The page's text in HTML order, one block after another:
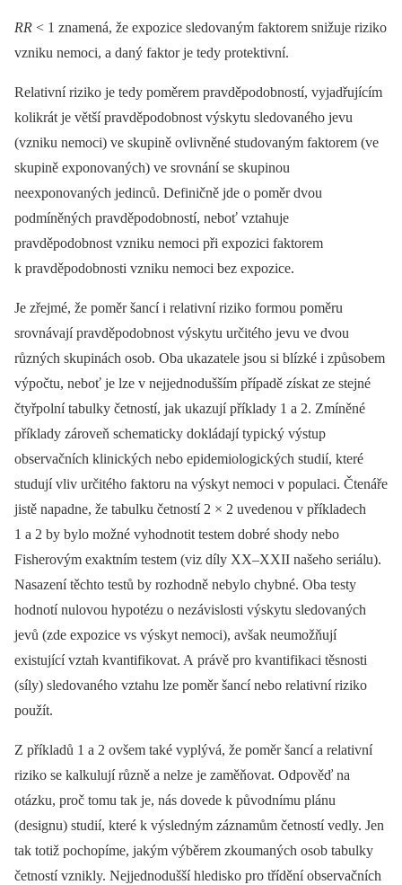
RR < 1 znamená, že expozice sledovaným faktorem snižuje riziko
vzniku nemoci, a daný faktor je tedy protektivní.
Relativní riziko je tedy poměrem pravděpodobností, vyjadřujícím
kolikrát je větší pravděpodobnost výskytu sledovaného jevu
(vzniku nemoci) ve skupině ovlivněné studovaným faktorem (ve
skupině exponovaných) ve srovnání se skupinou
neexponovaných jedinců. Definičně jde o poměr dvou
podmíněných pravděpodobností, neboť vztahuje
pravděpodobnost vzniku nemoci při expozici faktorem
k pravděpodobnosti vzniku nemoci bez expozice.
Je zřejmé, že poměr šancí i relativní riziko formou poměru
srovnávají pravděpodobnost výskytu určitého jevu ve dvou
různých skupinách osob. Oba ukazatele jsou si blízké i způsobem
výpočtu, neboť je lze v nejjednodušším případě získat ze stejné
čtyřpolní tabulky četností, jak ukazují příklady 1 a 2. Zmíněné
příklady zároveň schematicky dokládají typický výstup
observačních klinických nebo epidemiologických studií, které
studují vliv určitého faktoru na výskyt nemoci v populaci. Čtenáře
jistě napadne, že tabulku četností 2 × 2 uvedenou v příkladech
1 a 2 by bylo možné vyhodnotit testem dobré shody nebo
Fisherovým exaktním testem (viz díly XX–XXII našeho seriálu).
Nasazení těchto testů by rozhodně nebylo chybné. Oba testy
hodnotí nulovou hypotézu o nezávislosti výskytu sledovaných
jevů (zde expozice vs výskyt nemoci), avšak neumožňují
existující vztah kvantifikovat. A právě pro kvantifikaci těsnosti
(síly) sledovaného vztahu lze poměr šancí nebo relativní riziko
použít.
Z příkladů 1 a 2 ovšem také vyplývá, že poměr šancí a relativní
riziko se kalkulují různě a nelze je zaměňovat. Odpověď na
otázku, proč tomu tak je, nás dovede k původnímu plánu
(designu) studií, které k výsledným záznamům četností vedly. Jen
tak totiž pochopíme, jakým výběrem zkoumaných osob tabulky
četností vznikly. Nejjednodušší hledisko pro třídění observačních